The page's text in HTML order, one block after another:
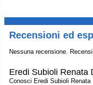
Recensioni ed
Nessuna recensione.
Eredi Subioli Renata
Conosci Eredi Subioli